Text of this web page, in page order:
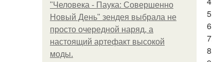
"Человека - Паука: Совершенно
Новый День" зендея выбрала не
просто очередной наряд, а
настоящий артефакт высокой
моды.